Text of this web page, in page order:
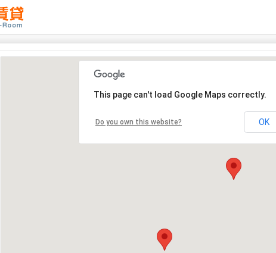
This page can't load Google Maps correctly.
Do you own this website? OK